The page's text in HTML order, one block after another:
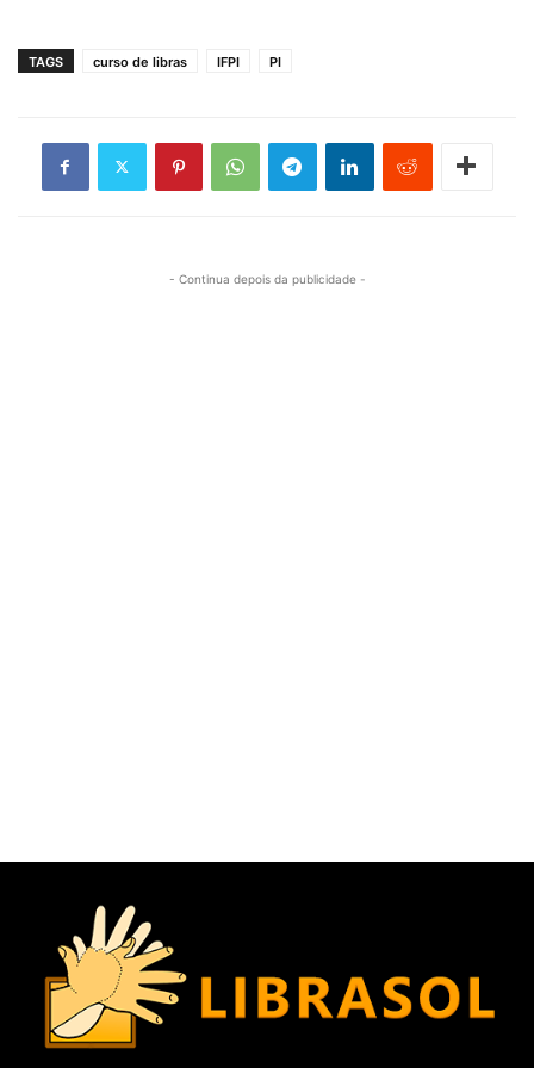
TAGS curso de libras IFPI PI
- Continua depois da publicidade -